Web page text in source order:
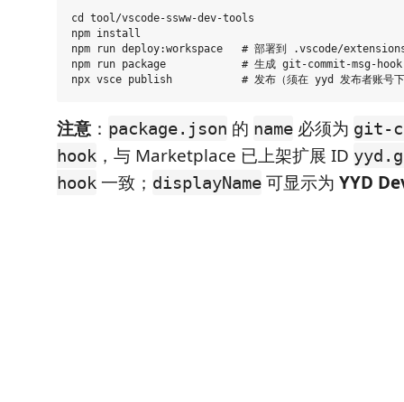
cd tool/vscode-ssww-dev-tools
npm install
npm run deploy:workspace   # 部署到 .vscode/
npm run package            # 生成 git-commit-msg-
注意 ： package.json 的 name 必须为 git-
hook ，与 Marketplace 已上架扩展 ID
hook 一致； displayName 可显示为 YYD